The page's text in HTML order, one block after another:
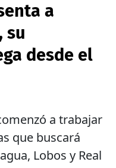
a
su
desde el
a trabajar
que buscará
Lobos y Real